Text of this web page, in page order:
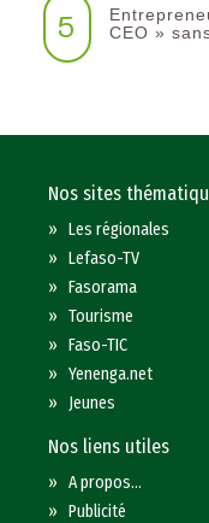
5
CEO »
Nos sites
»Les régionales
»Lefaso-TV
»Fasorama
»Tourisme
»Faso-TIC
»Yenenga.net
» Jeunes
Nos liens utiles
»A propos...
»Publicité